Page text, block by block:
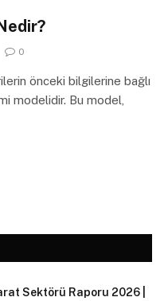
0
önceki bilgilerine bağlı
modelidir. Bu model,
Sektörü Raporu 2026 |